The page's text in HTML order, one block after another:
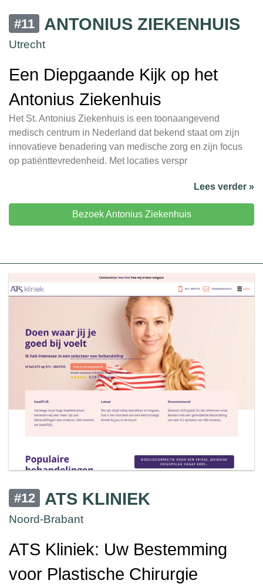
#11 ANTONIUS ZIEKENHUIS
Utrecht
Een Diepgaande Kijk op het
Antonius Ziekenhuis
Het St. Antonius Ziekenhuis is een toonaangevend
medisch centrum in Nederland dat bekend staat om zijn
innovatieve benadering van medische zorg en zijn focus
op patiënttevredenheid. Met locaties verspr
Lees verder »
Bezoek Antonius Ziekenhuis
#12 ATS KLINIEK
Noord-Brabant
ATS Kliniek: Uw Bestemming
voor Plastische Chirurgie